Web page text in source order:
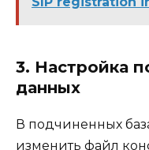
3. Настройка
данных
В подчиненных
изменить файл